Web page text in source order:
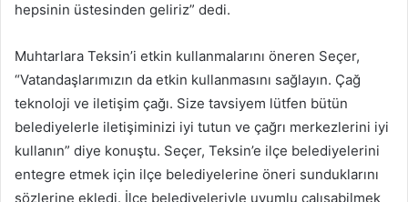
hepsinin üstesinden geliriz” dedi.
Muhtarlara Teksin’i etkin kullanmalarını öneren Seçer,
“Vatandaşlarımızın da etkin kullanmasını sağlayın. Çağ
teknoloji ve iletişim çağı. Size tavsiyem lütfen bütün
belediyelerle iletişiminizi iyi tutun ve çağrı merkezlerini iyi
kullanın” diye konuştu. Seçer, Teksin’e ilçe belediyelerini
entegre etmek için ilçe belediyelerine öneri sunduklarını
sözlerine ekledi. İlçe belediyeleriyle uyumlu çalışabilmek